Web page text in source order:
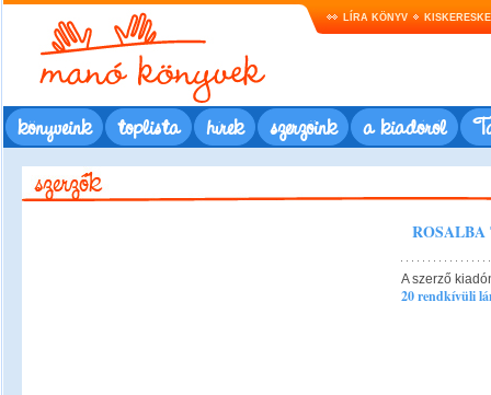
LÍRA KÖNYV
könyveink toplista hírek szerzőink a kiadóról
A szerző
20 rendkívüli